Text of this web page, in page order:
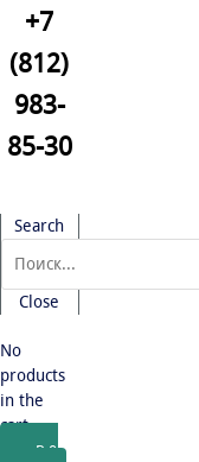
+7
(812)
983-
85-30
Search
Close
No
products
in the
cart.
₽ 0